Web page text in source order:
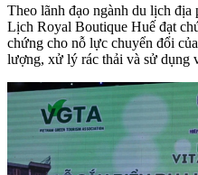
Theo lãnh đạo ngành du lịch
Lịch Royal Boutique Huế đạt
chứng cho nỗ lực chuyển đổi
lượng, xử lý rác thải và sử dụng